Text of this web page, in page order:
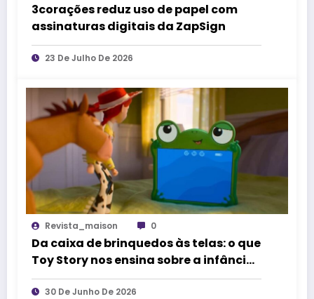
3corações reduz uso de papel com
assinaturas digitais da ZapSign
23 De Julho De 2026
Revista_maison 0
Da caixa de brinquedos às telas: o que
Toy Story nos ensina sobre a infância
na era digital
30 De Junho De 2026